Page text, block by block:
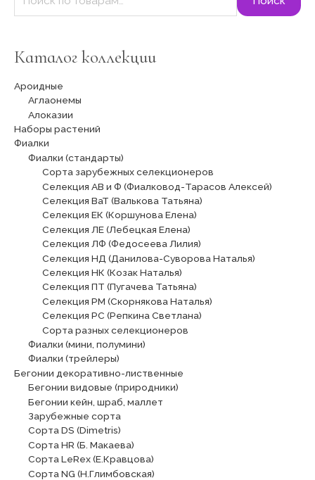
Каталог коллекции
Ароидные
Аглаонемы
Алоказии
Наборы растений
Фиалки
Фиалки (стандарты)
Сорта зарубежных селекционеров
Селекция АВ и Ф (Фиалковод-Тарасов Алексей)
Селекция ВаТ (Валькова Татьяна)
Селекция ЕК (Коршунова Елена)
Селекция ЛЕ (Лебецкая Елена)
Селекция ЛФ (Федосеева Лилия)
Селекция НД (Данилова-Суворова Наталья)
Селекция НК (Козак Наталья)
Селекция ПТ (Пугачева Татьяна)
Селекция РМ (Скорнякова Наталья)
Селекция РС (Репкина Светлана)
Сорта разных селекционеров
Фиалки (мини, полумини)
Фиалки (трейлеры)
Бегонии декоративно-лиственные
Бегонии видовые (природники)
Бегонии кейн, шраб, маллет
Зарубежные сорта
Сорта DS (Dimetris)
Сорта HR (Б. Макаева)
Сорта LeRex (Е.Кравцова)
Сорта NG (Н.Глимбовская)